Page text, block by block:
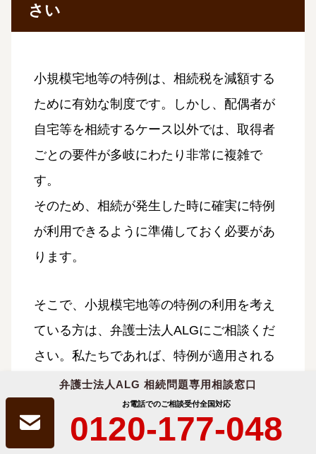
弁護士法人ALG 相続問題専用相談窓口
お電話でのご相談受付全国対応
0120-177-048
さい
小規模宅地等の特例は、相続税を減額する
ために有効な制度です。しかし、配偶者が
自宅等を相続するケース以外では、取得者
ごとの要件が多岐にわたり非常に複雑で
す。
そのため、相続が発生した時に確実に特例
が利用できるように準備しておく必要があ
ります。
そこで、小規模宅地等の特例の利用を考え
ている方は、弁護士法人ALGにご相談くだ
さい。私たちであれば、特例が適用される
か否か、適用条件を満たす方法について適
切にアドバイスすることができます。
そのほか、指定の相続人に相続財産を引き